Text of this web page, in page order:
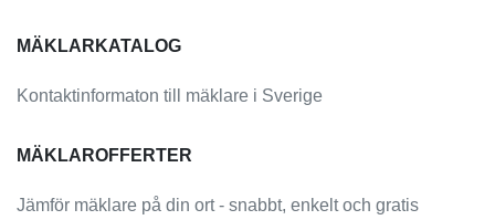
MÄKLARKATALOG
Kontaktinformaton till mäklare i Sverige
MÄKLAROFFERTER
Jämför mäklare på din ort - snabbt, enkelt och gratis